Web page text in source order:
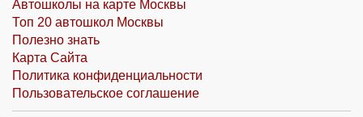
Автошколы на карте Москвы
Топ 20 автошкол Москвы
Полезно знать
Карта Сайта
Политика конфиденциальности
Пользовательское соглашение